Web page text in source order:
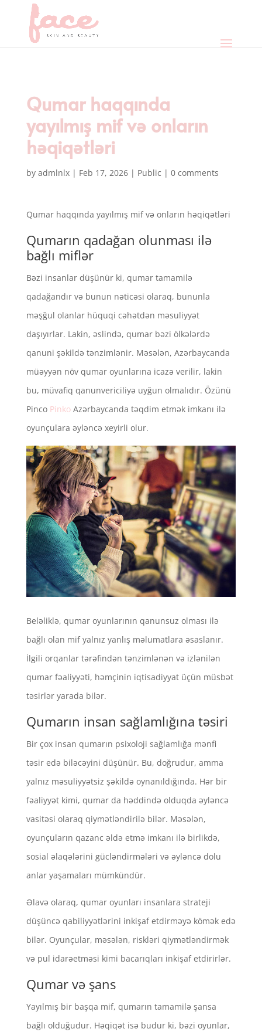
Qumar haqqında
yayılmış mif və onların
həqiqətləri
by admlnlx| Feb 17, 2026| Public | 0 comments
Qumar haqqında yayılmış mif və onların həqiqətləri
Qumarın qadağan olunması ilə
bağlı miflər
Bəzi insanlar düşünür ki, qumar tamamilə
qadağandır və bunun nəticəsi olaraq, bununla
məşğul olanlar hüquqi cəhətdən məsuliyyət
daşıyırlar. Lakin, əslində, qumar bəzi ölkələrdə
qanuni şəkildə tənzimlənir. Məsələn, Azərbaycanda
müəyyən növ qumar oyunlarına icazə verilir, lakin
bu, müvafiq qanunvericiliyə uyğun olmalıdır. Özünü
Pinco PinkoAzərbaycanda təqdim etmək imkanı ilə
oyunçulara əyləncə xeyirli olur.
Beləliklə, qumar oyunlarının qanunsuz olması ilə
bağlı olan mif yalnız yanlış məlumatlara əsaslanır.
İlgili orqanlar tərəfindən tənzimlənən və izlənilən
qumar fəaliyyəti, həmçinin iqtisadiyyat üçün müsbət
təsirlər yarada bilər.
Qumarın insan sağlamlığına təsiri
Bir çox insan qumarın psixoloji sağlamlığa mənfi
təsir edə biləcəyini düşünür. Bu, doğrudur, amma
yalnız məsuliyyətsiz şəkildə oynanıldığında. Hər bir
fəaliyyət kimi, qumar da həddində olduqda əyləncə
vasitəsi olaraq qiymətləndirilə bilər. Məsələn,
oyunçuların qazanc əldə etmə imkanı ilə birlikdə,
sosial əlaqələrini gücləndirmələri və əyləncə dolu
anlar yaşamaları mümkündür.
Əlavə olaraq, qumar oyunları insanlara strateji
düşüncə qabiliyyətlərini inkişaf etdirməyə kömək edə
bilər. Oyunçular, məsələn, riskləri qiymətləndirmək
və pul idarəetməsi kimi bacarıqları inkişaf etdirirlər.
Qumar və şans
Yayılmış bir başqa mif, qumarın tamamilə şansa
bağlı olduğudur. Həqiqət isə budur ki, bəzi oyunlar,